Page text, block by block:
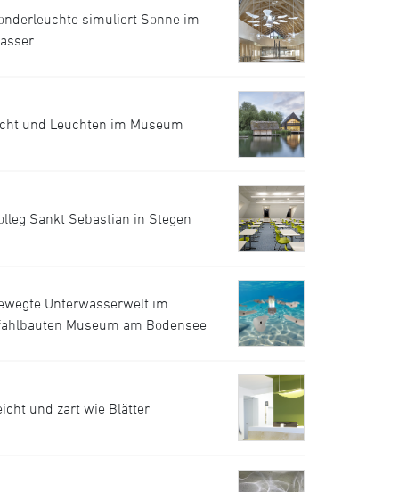
simuliert Sonne im
und Leuchten im Museum
Sankt Sebastian in Stegen
Unterwasserwelt im
Museum am Bodensee
und zart wie Blätter